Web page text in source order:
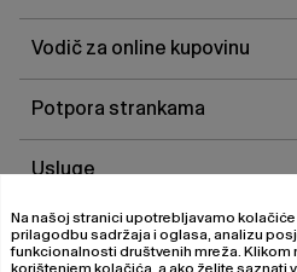
Vodič za online kupovinu
Potpora strankama
Usluge
O nama
Na našoj stranici upotrebljavamo
prilagodbu sadržaja i oglasa, analizu
funkcionalnosti društvenih mreža. Klikom
korištenjem kolačića, a ako želite saznati